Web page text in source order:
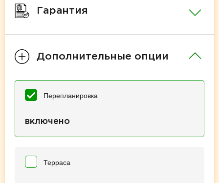
Гарантия
Дополнительные опции
Перепланировка
включено
Терраса